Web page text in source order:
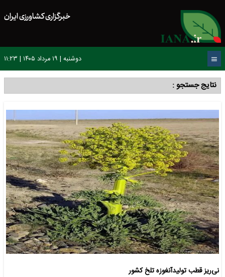
خبرگزاری کشاورزی ایران
دوشنبه | ۱۹ مرداد ۱۴۰۵ | ۱۱:۲۳
نتایج جستجو :
نی‌ریز قطب تولیدآنغوزه تلخ کشور